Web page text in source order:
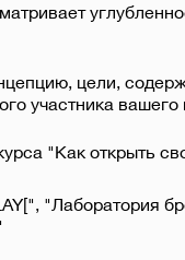
цели,
участника
"Как открыть
"Лаборатория